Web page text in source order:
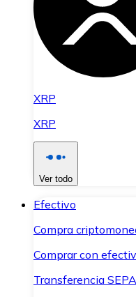
XRP
XRP
Ver todo
Efectivo
Compra
Comprar con
Transferencia SEPA